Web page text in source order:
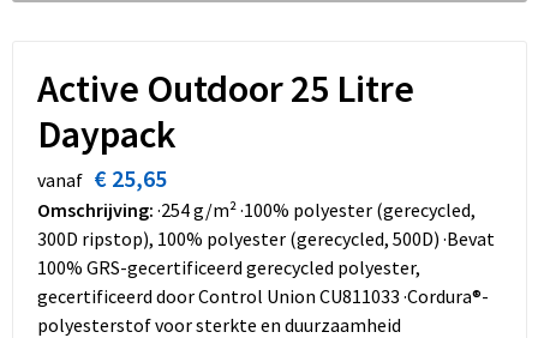
Kledingaccessoires
Schorten en Sloven
Gilets
Restauranttextiel
Hoofdbescherming
Gehoorbescherming
Snoepgoed
Spellen voor binnen en buiten
Sport
Veiligheid, Auto en Fiets
Vrije tijd en Strand
Promotietassen
Boodschappentassen
Reistassen
Schoudertassen
Toilettassen
Active Outdoor 25 Litre
Daypack
vanaf € 25,65
Omschrijving: ·254 g/m² ·100% polyester (gerecycled,
300D ripstop), 100% polyester (gerecycled, 500D) ·Bevat
100% GRS-gecertificeerd gerecycled polyester,
gecertificeerd door Control Union CU811033 ·Cordura®-
polyesterstof voor sterkte en duurzaamheid